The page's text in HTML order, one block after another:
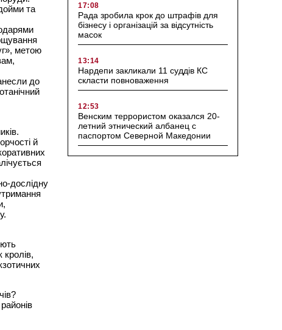
та
метою
до
й
дослідну
кролів,
17:08
Рада зробила крок до штрафів для
бізнесу і організацій за відсутність
масок
13:14
Нардепи закликали 11 суддів КС
скласти повноваження
12:53
Венским террористом оказался 20-
летний этнический албанец с
паспортом Северной Македонии